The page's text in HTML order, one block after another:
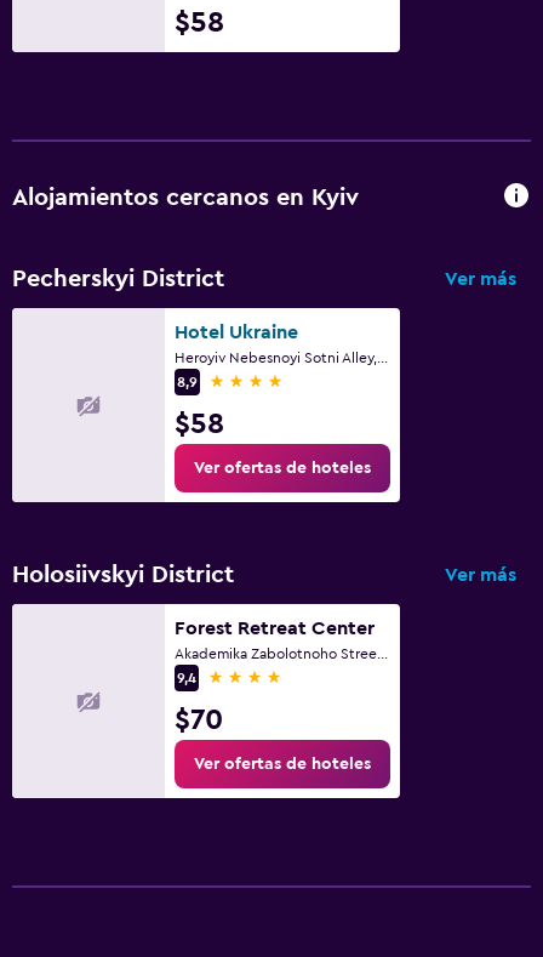
$58
Alojamientos cercanos en Kyiv
Pecherskyi District Ver más
Hotel Ukraine
8,9
4 estrellas
$58
Ver ofertas de hoteles
Holosiivskyi District Ver más
Forest Retreat Center
9,4
4 estrellas
$70
Ver ofertas de hoteles